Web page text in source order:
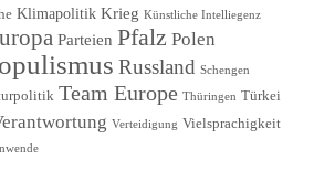
Klimapolitik Krieg Künstliche Intelliegenz
Parteien Pfalz Polen
Russland Schengen
Team Europe Thüringen Türkei
Verteidigung Vielsprachigkeit